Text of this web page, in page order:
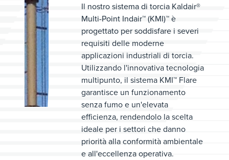
Il nostro sistema di torcia Kaldair®
Multi-Point Indair™ (KMI)™ è
progettato per soddisfare i severi
requisiti delle moderne
applicazioni industriali di torcia.
Utilizzando l'innovativa tecnologia
multipunto, il sistema KMI™ Flare
garantisce un funzionamento
senza fumo e un'elevata
efficienza, rendendolo la scelta
ideale per i settori che danno
priorità alla conformità ambientale
e all'eccellenza operativa.